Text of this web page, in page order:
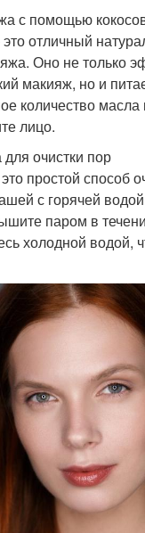
с помощью
отличный
Оно не только
макияж, но и
количество масла
лицо.
очистки пор
простой способ
с горячей
паром в
холодной водой,